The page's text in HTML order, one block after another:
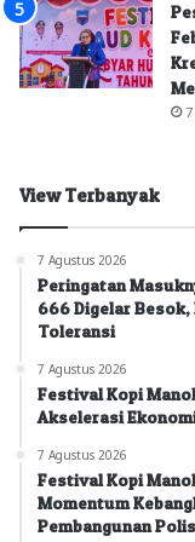
7
View Terbanyak
7 Agustus 2026
Peringatan
666 Digelar
Toleransi
7 Agustus 2026
Festival Kopi
Akselerasi
7 Agustus 2026
Festival Kopi
Momentum
Pembangunan